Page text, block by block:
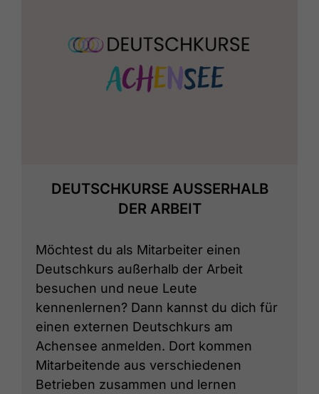
DEUTSCHKURSE AUSSERHALB D
ER ARBEIT
Möchtest du als Mitarbeiter einen
Deutschkurs außerhalb der Arbeit
besuchen und neue Leute
kennenlernen? Dann kannst du dich für
einen externen Deutschkurs am
Achensee anmelden. Dort kommen
Mitarbeitende aus verschiedenen
Betrieben zusammen und lernen